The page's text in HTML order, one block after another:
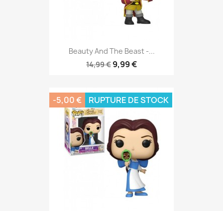
Beauty And The Beast -...
14,99 € 9,99 €
-5,00 € RUPTURE DE STOCK